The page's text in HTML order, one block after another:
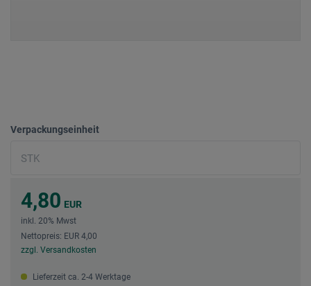
Verpackungseinheit
4,80 EUR
inkl. 20% Mwst
Nettopreis: EUR 4,00
zzgl. Versandkosten
Lieferzeit ca. 2-4 Werktage